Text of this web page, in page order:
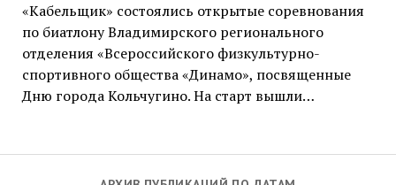
«Кабельщик» состоялись открытые соревнования
по биатлону Владимирского регионального
отделения «Всероссийского физкультурно-
спортивного общества «Динамо», посвященные
Дню города Кольчугино. На старт вышли…